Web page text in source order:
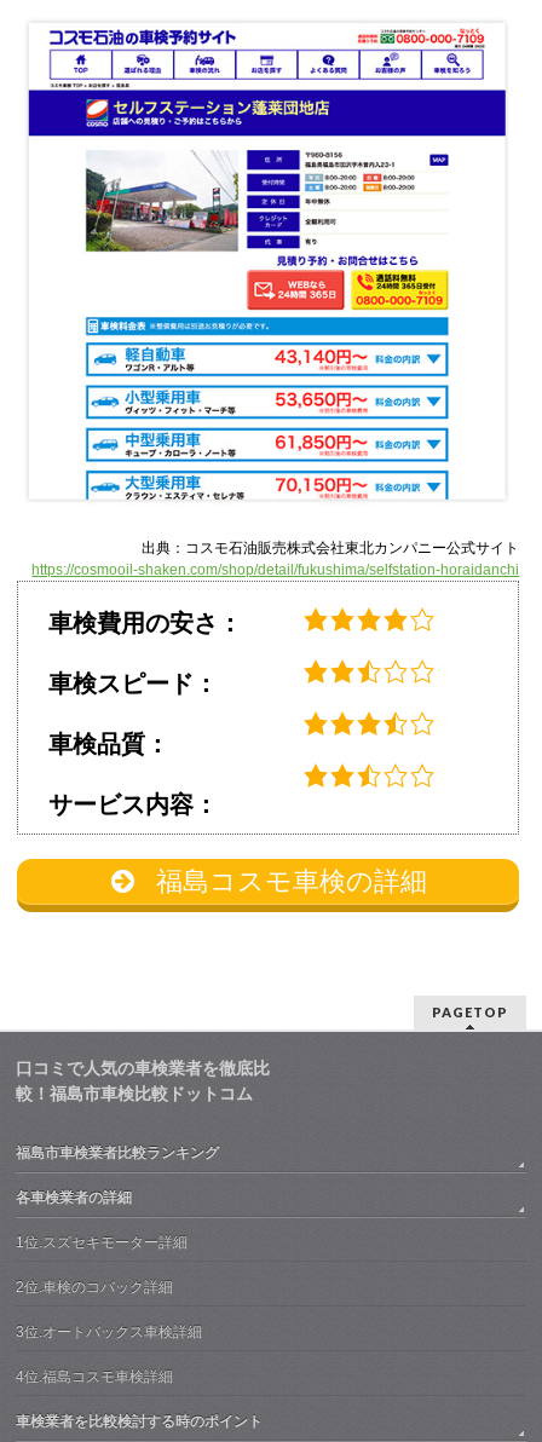
出典：コスモ石油販売株式会社東北カンパニー公式サイト
https://cosmooil-shaken.com/shop/detail/fukushima/selfstation-horaidanchi
車検費用の安さ：
車検スピード：
車検品質：
サービス内容：
福島コスモ車検の詳細
PAGETOP
口コミで人気の車検業者を徹底比
較！福島市車検比較ドットコム
福島市車検業者比較ランキング
各車検業者の詳細
1位.スズセキモーター詳細
2位.車検のコバック詳細
3位.オートバックス車検詳細
4位.福島コスモ車検詳細
車検業者を比較検討する時のポイント